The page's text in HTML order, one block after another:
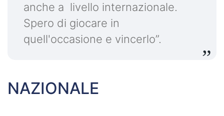
anche a livello internazionale.
Spero di giocare in
quell'occasione e vincerlo”.
NAZIONALE